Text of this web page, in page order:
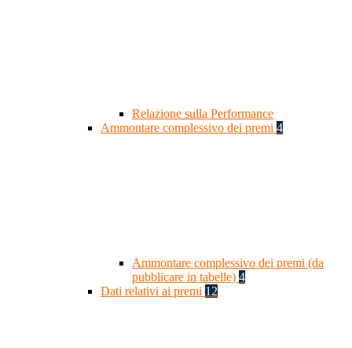
Relazione sulla Performance
Ammontare complessivo dei premi 4
Ammontare complessivo dei premi (da
pubblicare in tabelle) 4
Dati relativi ai premi 12